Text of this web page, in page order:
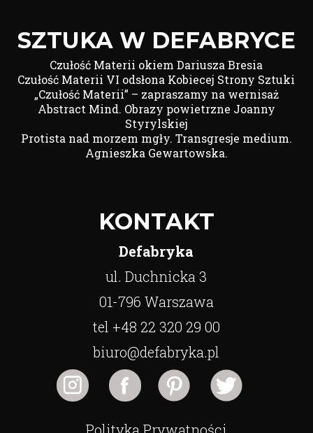
SZTUKA W DEFABRYCE
Czułość Materii okiem Dariusza Bresia
Czułość Materii VI odsłona Kobiecej Strony Sztuki
„Czułość Materii” – zapraszamy na wernisaż
Abstract Mind. Obrazy powietrzne Joanny
Styrylskiej
Protista nad morzem mgły. Transgresje medium.
Agnieszka Gewartowska.
KONTAKT
Defabryka
ul. Duchnicka 3
01-796 Warszawa
tel +48 22 320 29 00
biuro@defabryka.pl